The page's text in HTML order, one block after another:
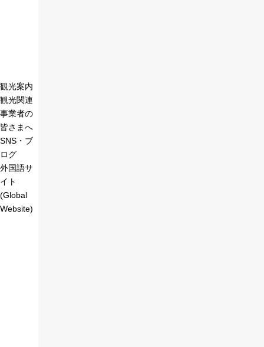
観光案内
観光関連
事業者の
皆さまへ
SNS・ブ
ログ
外国語サ
イト
(Global
Website)